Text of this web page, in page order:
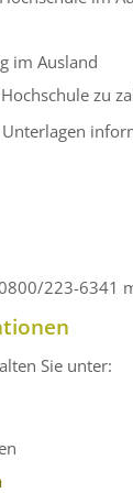
im Ausland
zu
223-6341
Sie unter: